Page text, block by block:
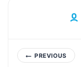
PostPREVIOUS